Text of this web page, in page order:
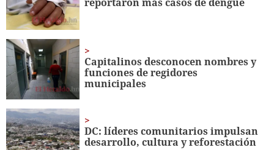
seconds
Capitalinos desconocen nombres y
funciones de regidores
municipales
DC: líderes comunitarios impulsan
desarrollo, cultura y reforestación